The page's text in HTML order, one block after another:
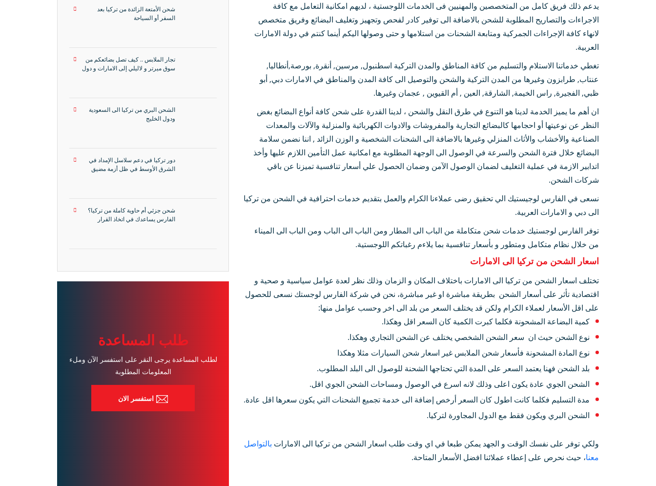
يدعم ذلك فريق كامل من المتخصصين والمهنيين فى الخدمات اللوجستية ، لديهم امكانية التعامل مع كافة
الاجراءات والتصاريح المطلوبة للشحن بالاضافة الى توفير كادر لفحص وتجهيز وتغليف البضائع وفريق متخصص
لانهاء كافة الإجراءات الجمركية ومتابعة الشحنات من استلامها و حتى وصولها اليكم أينما كنتم في دولة الامارات
العربية.
تغطي خدماتنا الاستلام والتسليم من كافة المناطق والمدن التركية اسطنبول, مرسين, أنقرة, بورصة,أنطاليا,
عنتاب, طرابزون وغيرها من المدن التركية والشحن والتوصيل الى كافة المدن والمناطق في الامارات دبي, أبو
ظبي, الفجيرة, راس الخيمة, الشارقة, العين , أم القيوين , عجمان وغيرها.
ان أهم ما يميز الخدمة لدينا هو التنوع في طرق النقل والشحن ، لدينا القدرة على شحن كافة أنواع البضائع بغض
النظر عن نوعيتها أو احجامها كالبضائع التجارية والمفروشات والادوات الكهربائية والمنزلية والآلات والمعدات
الصناعية والأخشاب والأثاث المنزلي وغيرها بالاضافة الى الشحنات الشخصية و الوزن الزائد , اننا نضمن سلامة
البضائع خلال فترة الشحن والسرعة في الوصول الى الوجهة المطلوبة مع امكانية عمل التأمين اللازم عليها وأخذ
اتدابير الازمة في عملية التغليف لضمان الوصول الآمن وضمان الحصول علي أسعار تنافسية تميزنا عن باقي
شركات الشحن.
نسعى في الفارس لوجيستيك الي تحقيق رضى عملاءنا الكرام والعمل بتقديم خدمات احترافية في الشحن من تركيا
الى دبي و الامارات العربية.
توفر الفارس لوجستيك خدمات شحن متكاملة من الباب الى المطار ومن الباب الى الباب ومن الباب الى الميناء
من خلال نظام متكامل ومتطور و بأسعار تنافسية بما يلاءم رغباتكم اللوجستية.
اسعار الشحن من تركيا الى الامارات
تختلف اسعار الشحن من تركيا الى الامارات باختلاف المكان و الزمان وذلك نظر لعدة عوامل سياسية و صحية و
اقتصادية تأثر على أسعار الشحن بطريقة مباشرة او غير مباشرة، نحن في شركة الفارس لوجستك نسعى للحصول
على اقل الأسعار لعملاء الكرام ولكن قد يختلف السعر من بلد الى اخر وحسب عوامل منها:
كمية البضاعة المشحونة فكلما كبرت الكمية كان السعر اقل وهكذا.
نوع الشحن حيث ان سعر الشحن الشخصي يختلف عن الشحن التجاري وهكذا.
نوع المادة المشحونة فأسعار شحن الملابس غير اسعار شحن السيارات مثلا وهكذا
بلد الشحن فهنا يعتمد السعر على المدة التي تحتاجها الشحنة للوصول الى البلد المطلوب.
الشحن الجوي عادة يكون اعلى وذلك لانه اسرع في الوصول ومساحات الشحن الجوي اقل.
مدة التسليم فكلما كانت اطول كان السعر أرخص إضافة الى خدمة تجميع الشحنات التي يكون سعرها اقل عادة.
الشحن البري ويكون فقط مع الدول المجاورة لتركيا.
ولكي توفر على نفسك الوقت و الجهد يمكن طبعا في اي وقت طلب اسعار الشحن من تركيا الى الامارات بالتواصل
معنا، حيث نحرص على إعطاء عملائنا افضل الأسعار المتاحة.
شحن الأمتعة الزائدة من تركيا بعد
السفر أو السياحة
تجار الملابس .. كيف تصل بضائعكم من
سوق ميرتر و لاليلي إلى الامارات و دول
الشحن البري من تركيا الى السعودية
ودول الخليج
دور تركيا في دعم سلاسل الإمداد في
الشرق الأوسط في ظل أزمة مضيق
شحن جزئي أم حاوية كاملة من تركيا؟
الفارس يساعدك في اتخاذ القرار
طلب المساعدة
لطلب المساعدة يرجى النقر على استفسر الآن وملء
المعلومات المطلوبة
استفسر الان